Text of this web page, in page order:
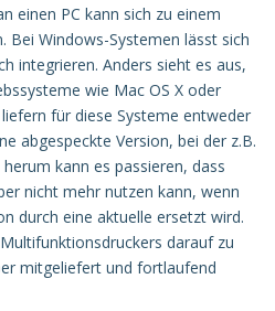
einen PC kann sich zu einem
Bei Windows-Systemen lässt sich
integrieren. Anders sieht es aus,
wie Mac OS X oder
für diese Systeme entweder
abgespeckte Version, bei der z.B.
kann es passieren, dass
nicht mehr nutzen kann, wenn
durch eine aktuelle ersetzt wird.
darauf zu
mitgeliefert und fortlaufend